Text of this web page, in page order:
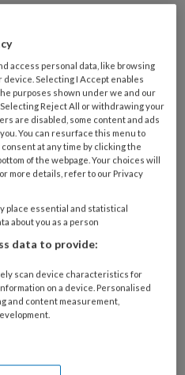
lezen?
aan en lees 2
per maand
Log dan in
access personal data, like browsing
Selecting I Accept enables
purposes shown under we and our
Reject All or withdrawing your
are disabled, some content and ads
You can resurface this menu to
at any time by clicking the
of the webpage. Your choices will
more details, refer to our Privacy
place essential and statistical
about you as a person
data to provide:
scan device characteristics for
on a device. Personalised
and content measurement,